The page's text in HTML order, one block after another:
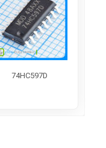
74HC597D